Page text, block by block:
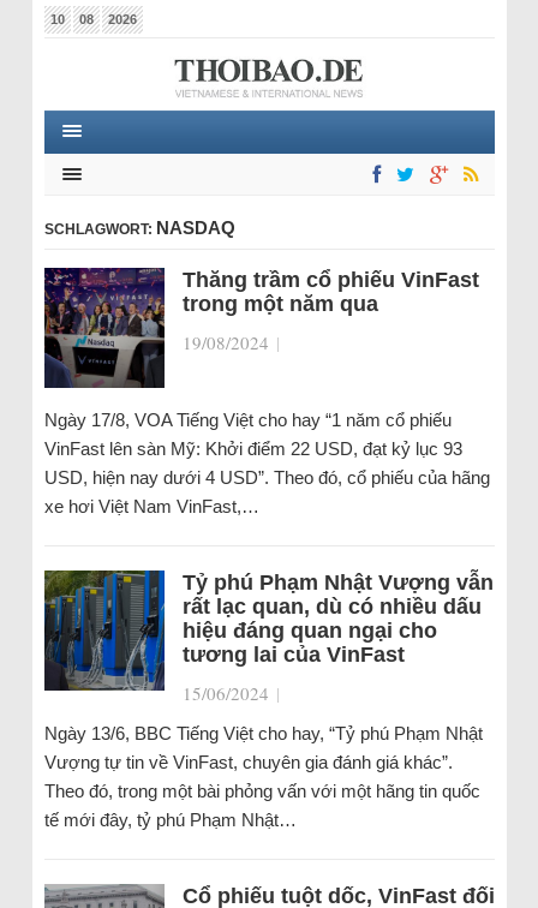
10 08 2026
SCHLAGWORT: NASDAQ
Thăng trầm cổ phiếu VinFast
trong một năm qua
19/08/2024 |
Ngày 17/8, VOA Tiếng Việt cho hay “1 năm cổ phiếu
VinFast lên sàn Mỹ: Khởi điểm 22 USD, đạt kỷ lục 93
USD, hiện nay dưới 4 USD”. Theo đó, cổ phiếu của hãng
xe hơi Việt Nam VinFast,…
Tỷ phú Phạm Nhật Vượng vẫn
rất lạc quan, dù có nhiều dấu
hiệu đáng quan ngại cho
tương lai của VinFast
15/06/2024 |
Ngày 13/6, BBC Tiếng Việt cho hay, “Tỷ phú Phạm Nhật
Vượng tự tin về VinFast, chuyên gia đánh giá khác”.
Theo đó, trong một bài phỏng vấn với một hãng tin quốc
tế mới đây, tỷ phú Phạm Nhật…
Cổ phiếu tuột dốc, VinFast đối